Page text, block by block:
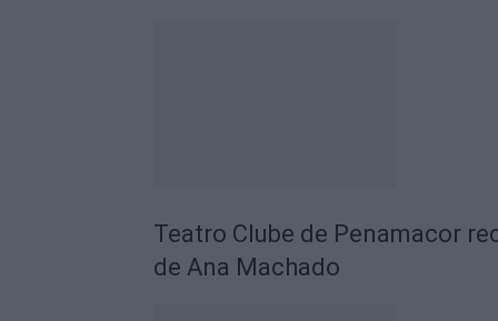
Teatro Clube de Penamacor
de Ana Machado